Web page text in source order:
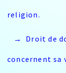
religion.
→ Droit de
concernent sa